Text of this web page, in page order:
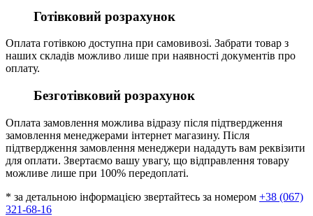
Готівковий розрахунок
Оплата готівкою доступна при самовивозі. Забрати товар з
наших складів можливо лише при наявності документів про
оплату.
Безготівковий розрахунок
Оплата замовлення можлива відразу після підтвердження
замовлення менеджерами інтернет магазину. Після
підтвердження замовлення менеджери нададуть вам реквізити
для оплати. Звертаємо вашу увагу, що відправлення товару
можливе лише при 100% передоплаті.
* за детальною інформацією звертайтесь за номером +38 (067)
321-68-16